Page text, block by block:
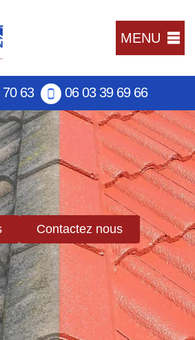
MENU
63 06 03 39 69 66
Contactez nous